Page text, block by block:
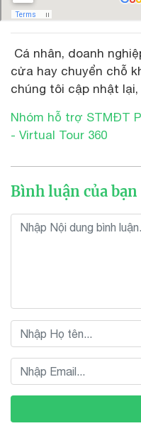
Cá nhân, doanh
cửa hay chuyển chỗ
chúng tôi cập nhật
Nhóm hỗ trợ STMĐT P
- Virtual Tour 360
Bình luận của bạn